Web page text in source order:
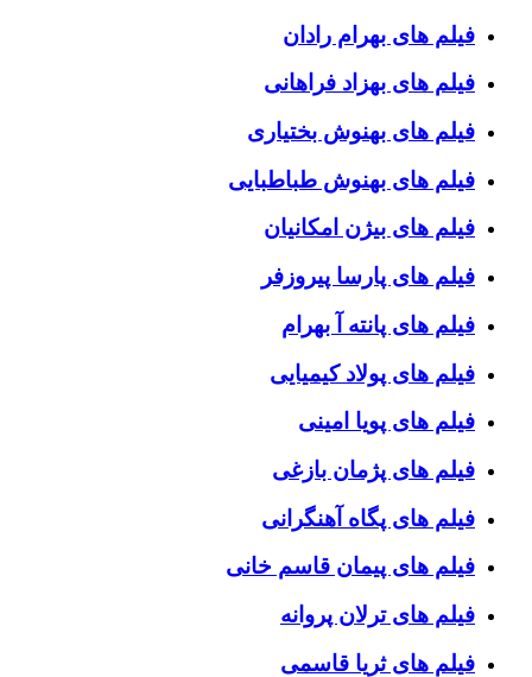
فیلم های بهرام رادان
فیلم های بهزاد فراهانی
فیلم های بهنوش بختیاری
فیلم های بهنوش طباطبایی
فیلم های بیژن امکانیان
فیلم های پارسا پیروزفر
فیلم های پانته آ بهرام
فیلم های پولاد کیمیایی
فیلم های پویا امینی
فیلم های پژمان بازغی
فیلم های پگاه آهنگرانی
فیلم های پیمان قاسم خانی
فیلم های ترلان پروانه
فیلم های ثریا قاسمی